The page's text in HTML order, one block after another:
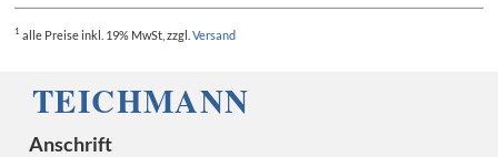
1 alle Preiseinkl. 19% MwSt, zzgl. Versand
Anschrift